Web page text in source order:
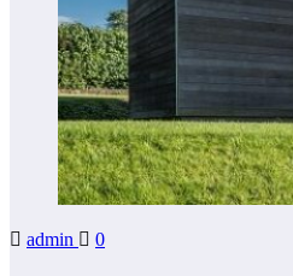
admin 0